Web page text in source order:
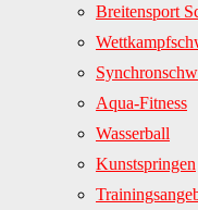
Breitensport
Aqua-Fitness
Wasserball
Kunstspringen